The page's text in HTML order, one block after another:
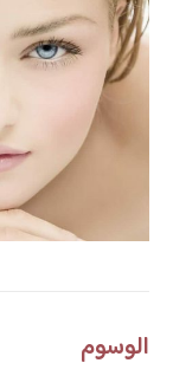
الوسوم